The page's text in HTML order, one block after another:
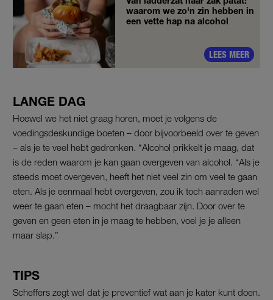
waarom we zo'n zin hebben in
een vette hap na alcohol
LEES MEER
LANGE DAG
Hoewel we het niet graag horen, moet je volgens de
voedingsdeskundige boeten – door bijvoorbeeld over te geven
– als je te veel hebt gedronken. “Alcohol prikkelt je maag, dat
is de reden waarom je kan gaan overgeven van alcohol. “Als je
steeds moet overgeven, heeft het niet veel zin om veel te gaan
eten. Als je eenmaal hebt overgeven, zou ik toch aanraden wel
weer te gaan eten – mocht het draagbaar zijn. Door over te
geven en geen eten in je maag te hebben, voel je je alleen
maar slap.”
TIPS
Scheffers zegt wel dat je preventief wat aan je kater kunt doen.